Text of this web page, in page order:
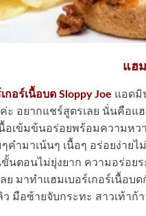
แฮม
กอร์เนื้อบด Sloppy Joe แอดมิ
ะ อยากแชร์สูตรเลย นั่นคือแ
อเข้มข้นอร่อยพร้อมความหว
คำมาเน้นๆ เนื้อๆ อร่อยง่าย
นตอนไม่ยุ่งยาก ความอร่อย
ย มาทำแฮมเบอร์เกอร์เนื้อ
มือซ้ายจับกระทะ สาวเท้าก้